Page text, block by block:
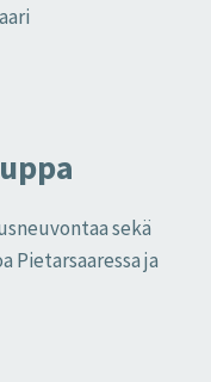
sekä
Pietarsaaressa ja